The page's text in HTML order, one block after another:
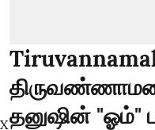
தனுஷின் "ஓம்"
X